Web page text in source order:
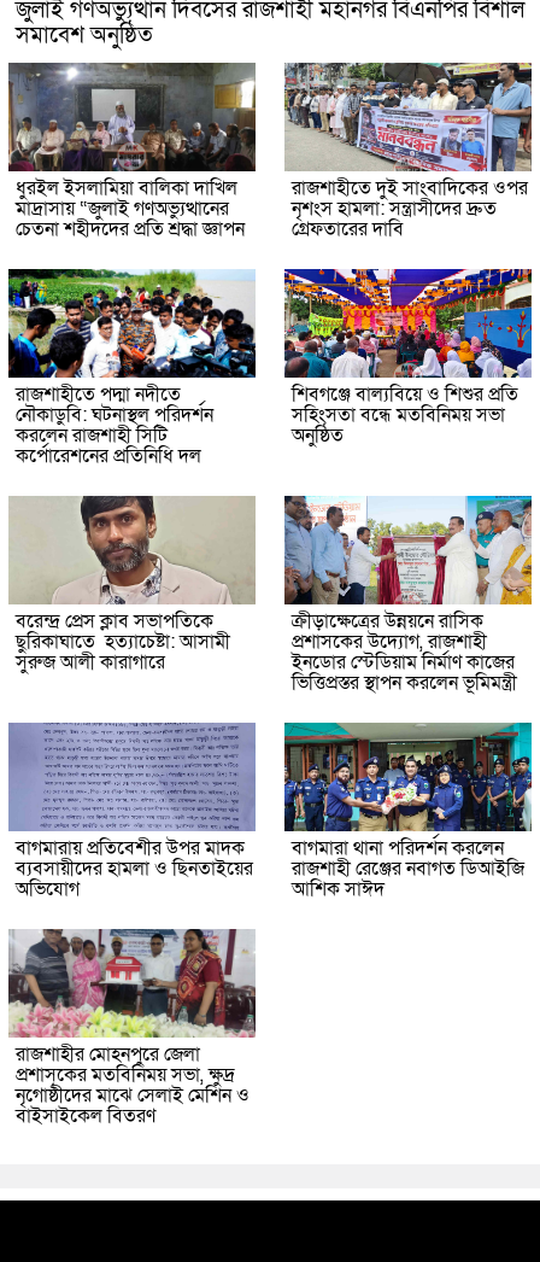
জুলাই গণঅভ্যুত্থান দিবসের রাজশাহী মহানগর বিএনপির বিশাল
সমাবেশ অনুষ্ঠিত
ধুরইল ইসলামিয়া বালিকা দাখিল
মাদ্রাসায় “জুলাই গণঅভ্যুত্থানের
চেতনা শহীদদের প্রতি শ্রদ্ধা জ্ঞাপন
রাজশাহীতে দুই সাংবাদিকের ওপর
নৃশংস হামলা: সন্ত্রাসীদের দ্রুত
গ্রেফতারের দাবি
রাজশাহীতে পদ্মা নদীতে
নৌকাডুবি: ঘটনাস্থল পরিদর্শন
করলেন রাজশাহী সিটি
কর্পোরেশনের প্রতিনিধি দল
শিবগঞ্জে বাল্যবিয়ে ও শিশুর প্রতি
সহিংসতা বন্ধে মতবিনিময় সভা
অনুষ্ঠিত
বরেন্দ্র প্রেস ক্লাব সভাপতিকে
ছুরিকাঘাতে হত্যাচেষ্টা: আসামী
সুরুজ আলী কারাগারে
ক্রীড়াক্ষেত্রের উন্নয়নে রাসিক
প্রশাসকের উদ্যোগ, রাজশাহী
ইনডোর স্টেডিয়াম নির্মাণ কাজের
ভিত্তিপ্রস্তর স্থাপন করলেন ভূমিমন্ত্রী
বাগমারায় প্রতিবেশীর উপর মাদক
ব্যবসায়ীদের হামলা ও ছিনতাইয়ের
অভিযোগ
বাগমারা থানা পরিদর্শন করলেন
রাজশাহী রেঞ্জের নবাগত ডিআইজি
আশিক সাঈদ
রাজশাহীর মোহনপুরে জেলা
প্রশাসকের মতবিনিময় সভা, ক্ষুদ্র
নৃগোষ্ঠীদের মাঝে সেলাই মেশিন ও
বাইসাইকেল বিতরণ